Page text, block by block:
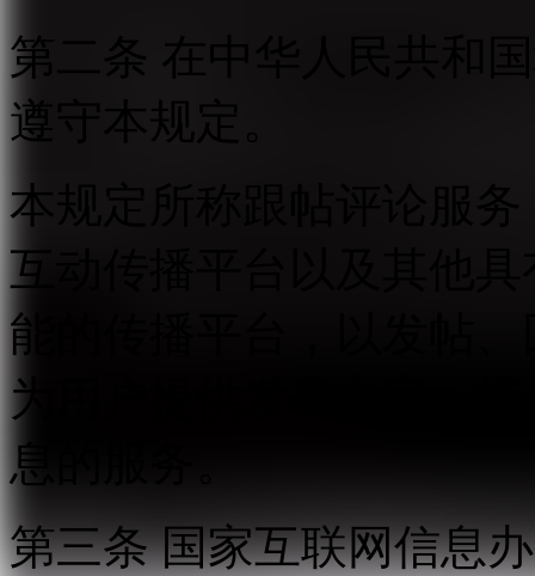
第二条 在中华人民共和
遵守本规定。
本规定所称跟帖评论服
互动传播平台以及其他
能的传播平台，以发帖
为用户提供发表文字、
息的服务。
第三条 国家互联网信息